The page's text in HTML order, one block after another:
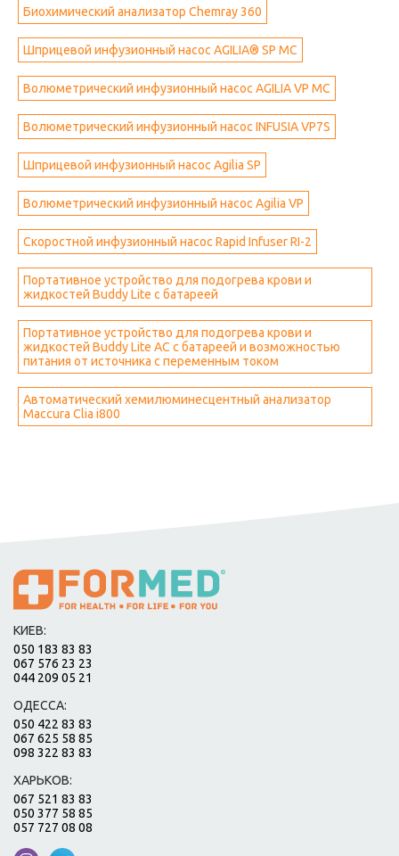
Биохимический анализатор Chemray 360
Шприцевой инфузионный насос AGILIA® SP MC
Волюметрический инфузионный насос AGILIA VP MC
Волюметрический инфузионный насос INFUSIA VP7S
Шприцевой инфузионный насос Agilia SP
Волюметрический инфузионный насос Agilia VP
Скоростной инфузионный насос Rapid Infuser RI-2
Портативное устройство для подогрева крови и
жидкостей Buddy Lite с батареей
Портативное устройство для подогрева крови и
жидкостей Buddy Lite AC с батареей и возможностью
питания от источника с переменным током
Автоматический хемилюминесцентный анализатор
Maccura Clia i800
КИЕВ:
050 183 83 83
067 576 23 23
044 209 05 21
ОДЕССА:
050 422 83 83
067 625 58 85
098 322 83 83
ХАРЬКОВ:
067 521 83 83
050 377 58 85
057 727 08 08